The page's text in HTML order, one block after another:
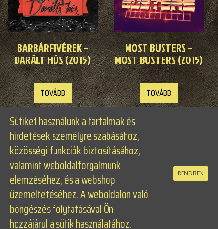
BARBÁRFIVÉREK –
DARÁLT HÚS (2015)
TOVÁBB
MOST BUSTERS –
MOST BUSTERS (2015)
TOVÁBB
Sütiket használunk a tartalmak és
hirdetések személyre szabásához,
közösségi funkciók biztosításához,
valamint weboldalforgalmunk
elemzéséhez, és a webshop
üzemeltetéséhez. A weboldalon való
böngészés folytatásával Ön
hozzájárul a sütik használatához.
RENDBEN